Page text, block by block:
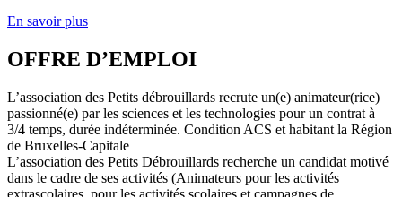
En savoir plus
OFFRE D’EMPLOI
L’association des Petits débrouillards recrute un(e) animateur(rice)
passionné(e) par les sciences et les technologies pour un contrat à
3/4 temps, durée indéterminée. Condition ACS et habitant la Région
de Bruxelles-Capitale
L’association des Petits Débrouillards recherche un candidat motivé
dans le cadre de ses activités (Animateurs pour les activités